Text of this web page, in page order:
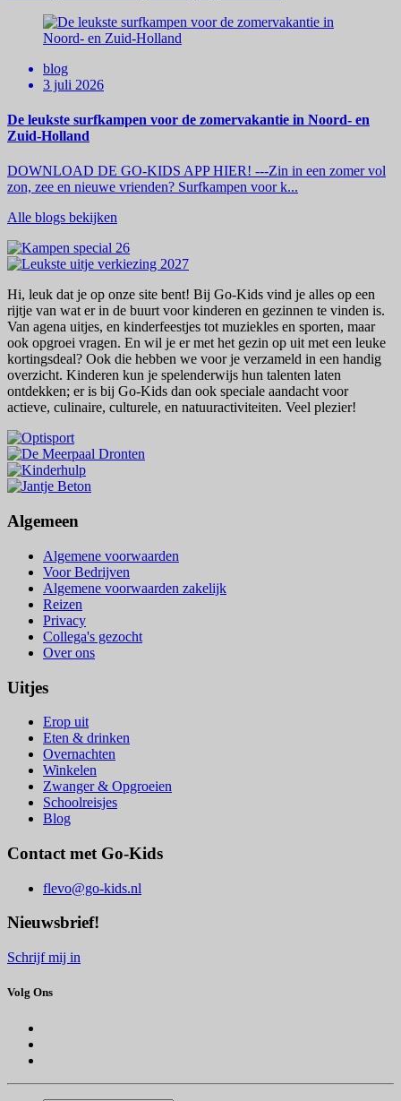
blog
3 juli 2026
De leukste surfkampen voor de zomervakantie in Noord- en
Zuid-Holland
DOWNLOAD DE GO-KIDS APP HIER! ---Zin in een zomer vol
zon, zee en nieuwe vrienden? Surfkampen voor k...
Alle blogs bekijken
Hi, leuk dat je op onze site bent! Bij Go-Kids vind je alles op een
rijtje van wat er in de buurt voor kinderen en gezinnen te vinden is.
Van agena uitjes, en kinderfeestjes tot muziekles en sporten, maar
ook opgroei vragen. En wil je er met het gezin op uit met een leuke
kortingsdeal? Ook die hebben we voor je verzameld in een handig
overzicht. Kinderen kun je spelenderwijs hun talenten laten
ontdekken; er is bij Go-Kids dan ook speciale aandacht voor
actieve, culinaire, culturele, en natuuractiviteiten. Veel plezier!
Algemeen
Algemene voorwaarden
Voor Bedrijven
Algemene voorwaarden zakelijk
Reizen
Privacy
Collega's gezocht
Over ons
Uitjes
Erop uit
Eten & drinken
Overnachten
Winkelen
Zwanger & Opgroeien
Schoolreisjes
Blog
Contact met Go-Kids
flevo@go-kids.nl
Nieuwsbrief!
Schrijf mij in
Volg Ons